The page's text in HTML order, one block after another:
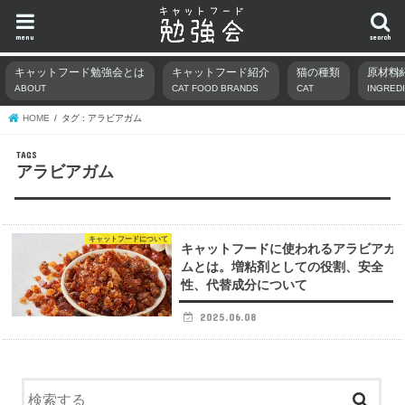
search
menu
キャットフード勉強会とは
ABOUT
キャットフード紹介
CAT FOOD BRANDS
猫の種類
CAT
原材料
HOME タグ : アラビアガム
アラビアガム
キャットフードについて
キャットフードに使われるアラビアガ
ムとは。増粘剤としての役割、安全
性、代替成分について
2025.06.08